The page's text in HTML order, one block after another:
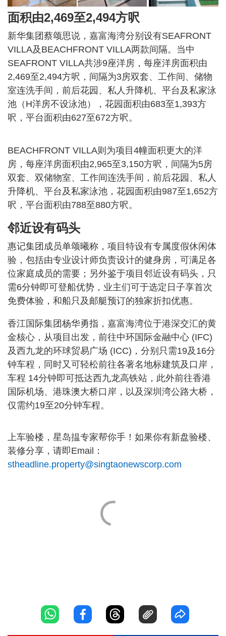
面积由2,469至2,494方呎
新华集团蔡颂思说，嘉富海湾分别设有SEAFRONT
VILLA及BEACHFRONT VILLA两款间隔。当中
SEAFRONT VILLA共涉9座洋房，每座洋房面积由
2,469至2,494方呎，间隔为3房双套、工作间、储物
室连洗手间，前后花园、私人升降机、平台及私家泳
池（H洋房不设泳池），花园面积由683至1,393方
呎，平台面积由627至672方呎。
BEACHFRONT VILLA则为项目4幢面积更大的洋
房，每座洋房面积由2,965至3,150方呎，间隔为5房
双套、双储物室、工作间连洗手间，前后花园、私人
升降机、平台及私家泳池，花园面积由987至1,652方
呎，平台面积由788至880方呎。
邻近设有码头
惠记集团成员单颂曦称，项目特设有专属度假休闲体
验，包括由专业设计师负责设计的健身房，可满足各
位家庭成员的需要；另外鉴于项目邻近设有码头，只
需6分钟即可登船优势，业主们可于选定日子享首次
免费体验，和船只及邮艇预订的独家折扣优惠。
香江国际集团杨华勇指，嘉富海湾位于港深交汇的黄
金核心，从项目出发，前往中环国际金融中心 (IFC)
及西九龙的环球贸易广场 (ICC)，分别只需19及16分
钟车程，同时又可轻松前往各著名地标建筑及口岸，
车程 14分钟即可抵达西九龙高铁站，此外前往香港
国际机场、港珠澳大桥口岸，以及深圳湾公路大桥，
仅需约19至20分钟车程。
上车验楼，星岛揾专家帮你手！如果你有新盘验楼、
装修分享，请即Email：
stheadline.property@singtaonewscorp.com